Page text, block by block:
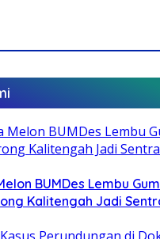
BUMDes Lembu
Kalitengah Jadi